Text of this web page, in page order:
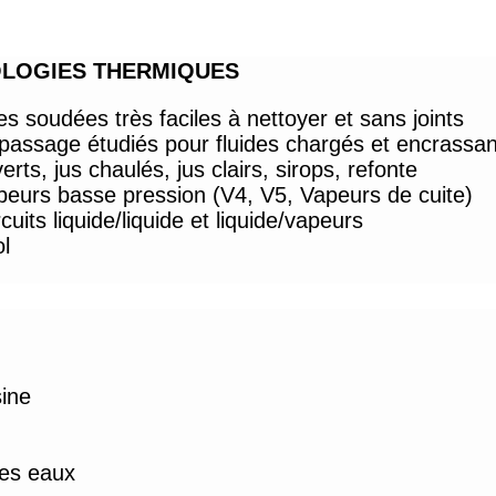
THERMIQUES
soudées très faciles à nettoyer et sans joints
étudiés pour fluides chargés et
jus chaulés, jus clairs, sirops, refonte
basse pression (V4, V5, Vapeurs de cuite)
liquide/liquide et liquide/vapeurs
eaux